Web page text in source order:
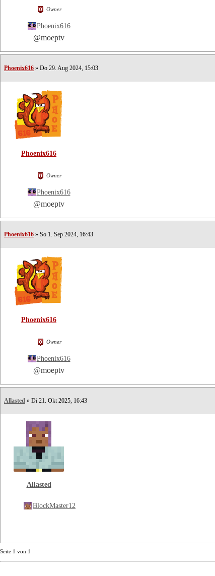
Owner
Phoenix616
@moeptv
Phoenix616 » Do 29. Aug 2024, 15:03
Phoenix616
Owner
Phoenix616
@moeptv
Phoenix616 » So 1. Sep 2024, 16:43
Phoenix616
Owner
Phoenix616
@moeptv
Allasted » Di 21. Okt 2025, 16:43
Allasted
BlockMaster12
Seite 1 von 1